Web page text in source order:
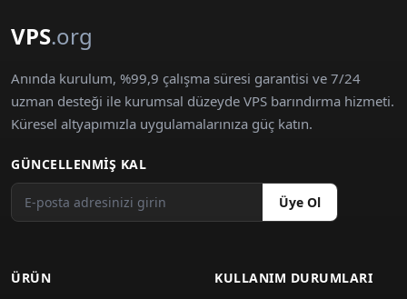
VPS.org
Anında kurulum, %99,9 çalışma süresi garantisi ve 7/24
uzman desteği ile kurumsal düzeyde VPS barındırma hizmeti.
Küresel altyapımızla uygulamalarınıza güç katın.
GÜNCELLENMIŞ KAL
Üye Ol
ÜRÜN
KULLANIM DURUMLARI